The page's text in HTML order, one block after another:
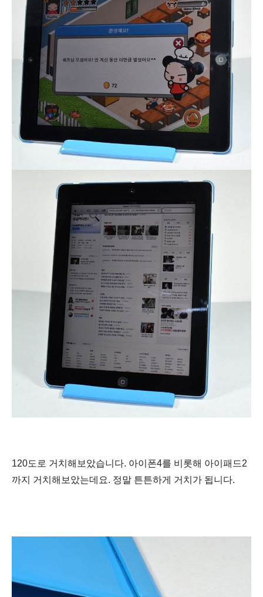
120도로 거치해보았습니다. 아이폰4를 비롯해 아이패드2
까지 거치해보았는데요. 정말 튼튼하게 거치가 됩니다.